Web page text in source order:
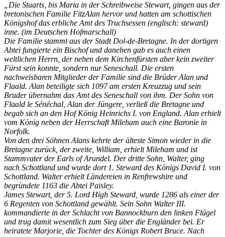
„Die Stuarts, bis Maria in der Schreibweise Stewart, gingen aus der
bretonischen Familie FitzAlan hervor und hatten am schottischen
Königshof das erbliche Amt des Truchsessen (englisch: steward)
inne. (im Deutschen Hofmarschall)
Die Familie stammt aus der Stadt Dol-de-Bretagne. In der dortigen
Abtei fungierte ein Bischof und daneben gab es auch einen
weltlichen Herrn, der neben dem Kirchenfürsten aber kein zweiter
Fürst sein konnte, sondern nur Seneschall. Die ersten
nachweisbaren Mitglieder der Familie sind die Brüder Alan und
Flaald. Alan beteiligte sich 1097 am ersten Kreuzzug und sein
Bruder übernahm das Amt des Seneschall von ihm. Der Sohn von
Flaald le Sénéchal, Alan der Jüngere, verließ die Bretagne und
begab sich an den Hof König Heinrichs I. von England. Alan erhielt
vom König neben der Herrschaft Mileham auch eine Baronie in
Norfolk.
Von den drei Söhnen Alans kehrte der älteste Simon wieder in die
Bretagne zurück, der zweite, William, erhielt Mileham und ist
Stammvater der Earls of Arundel. Der dritte Sohn, Walter, ging
nach Schottland und wurde dort 1. Steward des Königs David I. von
Schottland. Walter erhielt Ländereien in Renfrewshire und
begründete 1163 die Abtei Paisley.
James Stewart, der 5. Lord High Steward, wurde 1286 als einer der
6 Regenten von Schottland gewählt. Sein Sohn Walter III.
kommandierte in der Schlacht von Bannockburn den linken Flügel
und trug damit wesentlich zum Sieg über die Engländer bei. Er
heiratete Marjorie, die Tochter des Königs Robert Bruce. Nach